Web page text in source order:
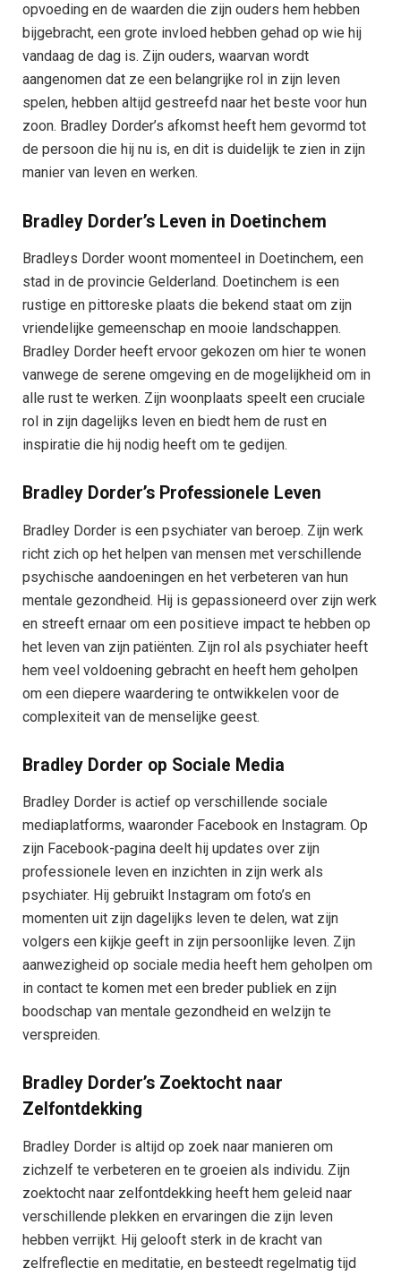
opvoeding en de waarden die zijn ouders hem hebben
bijgebracht, een grote invloed hebben gehad op wie hij
vandaag de dag is. Zijn ouders, waarvan wordt
aangenomen dat ze een belangrijke rol in zijn leven
spelen, hebben altijd gestreefd naar het beste voor hun
zoon. Bradley Dorder’s afkomst heeft hem gevormd tot
de persoon die hij nu is, en dit is duidelijk te zien in zijn
manier van leven en werken.
Bradley Dorder’s Leven in Doetinchem
Bradleys Dorder woont momenteel in Doetinchem, een
stad in de provincie Gelderland. Doetinchem is een
rustige en pittoreske plaats die bekend staat om zijn
vriendelijke gemeenschap en mooie landschappen.
Bradley Dorder heeft ervoor gekozen om hier te wonen
vanwege de serene omgeving en de mogelijkheid om in
alle rust te werken. Zijn woonplaats speelt een cruciale
rol in zijn dagelijks leven en biedt hem de rust en
inspiratie die hij nodig heeft om te gedijen.
Bradley Dorder’s Professionele Leven
Bradley Dorder is een psychiater van beroep. Zijn werk
richt zich op het helpen van mensen met verschillende
psychische aandoeningen en het verbeteren van hun
mentale gezondheid. Hij is gepassioneerd over zijn werk
en streeft ernaar om een positieve impact te hebben op
het leven van zijn patiënten. Zijn rol als psychiater heeft
hem veel voldoening gebracht en heeft hem geholpen
om een diepere waardering te ontwikkelen voor de
complexiteit van de menselijke geest.
Bradley Dorder op Sociale Media
Bradley Dorder is actief op verschillende sociale
mediaplatforms, waaronder Facebook en Instagram. Op
zijn Facebook-pagina deelt hij updates over zijn
professionele leven en inzichten in zijn werk als
psychiater. Hij gebruikt Instagram om foto’s en
momenten uit zijn dagelijks leven te delen, wat zijn
volgers een kijkje geeft in zijn persoonlijke leven. Zijn
aanwezigheid op sociale media heeft hem geholpen om
in contact te komen met een breder publiek en zijn
boodschap van mentale gezondheid en welzijn te
verspreiden.
Bradley Dorder’s Zoektocht naar
Zelfontdekking
Bradley Dorder is altijd op zoek naar manieren om
zichzelf te verbeteren en te groeien als individu. Zijn
zoektocht naar zelfontdekking heeft hem geleid naar
verschillende plekken en ervaringen die zijn leven
hebben verrijkt. Hij gelooft sterk in de kracht van
zelfreflectie en meditatie, en besteedt regelmatig tijd